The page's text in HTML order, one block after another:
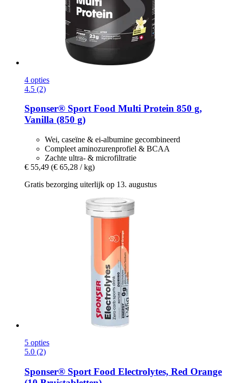
4 opties
4.5 (2)
Sponser® Sport Food Multi Protein 850 g,
Vanilla (850 g)
Wei, caseïne & ei-albumine gecombineerd
Compleet aminozurenprofiel & BCAA
Zachte ultra- & microfiltratie
€ 55,49 (€ 65,28 / kg)
Gratis bezorging uiterlijk op 13. augustus
5 opties
5.0 (2)
Sponser® Sport Food Electrolytes, Red Orange